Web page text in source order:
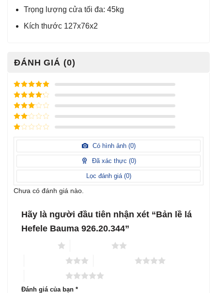
Trọng lượng cửa tối đa: 45kg
Kích thước 127x76x2
ĐÁNH GIÁ (0)
Được xếp
hạng
5
5
sao
Được xếp
hạng
4
5
sao
Được
xếp
hạng3
5 sao
Được
hạng
sao
Được
hạng
sao
Có hình ảnh (0)
Đã xác thực (0)
Lọc đánh giá (0)
Chưa có đánh giá nào.
Hãy là người đầu tiên nhận xét “Bản lề lá
Hefele Bauma 926.20.344”
Đánh giá của bạn *